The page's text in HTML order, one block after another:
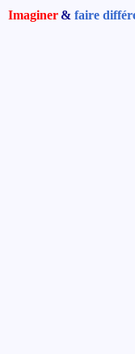
Imaginer & faire